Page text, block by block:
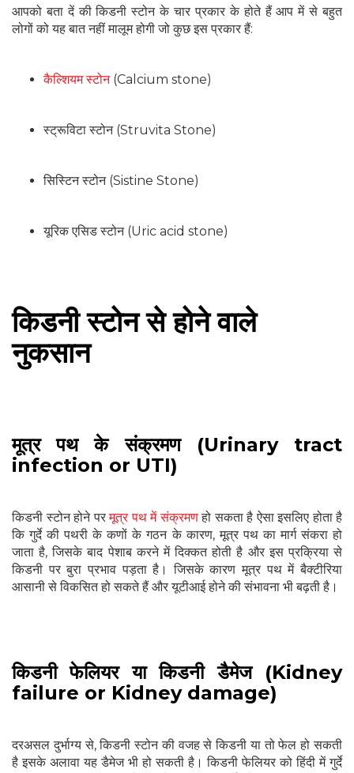
आपको बता दें की किडनी स्टोन के चार प्रकार के होते हैं आप में से बहुत
लोगों को यह बात नहीं मालूम होगी जो कुछ इस प्रकार हैं:
कैल्शियम स्टोन(Calcium stone)
स्ट्रूविटा स्टोन (Struvita Stone)
सिस्टिन स्टोन (Sistine Stone)
यूरिक एसिड स्टोन (Uric acid stone)
किडनी स्टोन से होने वाले
नुकसान
मूत्र पथ के संक्रमण (Urinary tract
infection or UTI)
किडनी स्टोन होने परमूत्र पथ में संक्रमणहो सकता है ऐसा इसलिए होता है
कि गुर्दे की पथरी के कणों के गठन के कारण, मूत्र पथ का मार्ग संकरा हो
जाता है, जिसके बाद पेशाब करने में दिक्कत होती है और इस प्रक्रिया से
किडनी पर बुरा प्रभाव पड़ता है। जिसके कारण मूत्र पथ में बैक्टीरिया
आसानी से विकसित हो सकते हैं और यूटीआई होने की संभावना भी बढ़ती है।
किडनी फेलियर या किडनी डैमेज (Kidney
failure or Kidney damage)
दरअसल दुर्भाग्य से, किडनी स्टोन की वजह से किडनी या तो फेल हो सकती
है इसके अलावा यह डैमेज भी हो सकती है। किडनी फेलियर को हिंदी में गुर्दे